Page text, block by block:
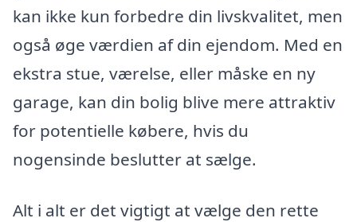
kan ikke kun forbedre din livskvalitet, men
også øge værdien af din ejendom. Med en
ekstra stue, værelse, eller måske en ny
garage, kan din bolig blive mere attraktiv
for potentielle købere, hvis du
nogensinde beslutter at sælge.
Alt i alt er det vigtigt at vælge den rette